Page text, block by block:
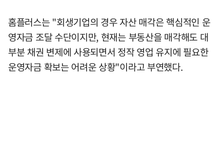
홈플러스는 "회생기업의 경우 자산 매각은 핵심적인 운
영자금 조달 수단이지만, 현재는 부동산을 매각해도 대
부분 채권 변제에 사용되면서 정작 영업 유지에 필요한
운영자금 확보는 어려운 상황"이라고 부연했다.